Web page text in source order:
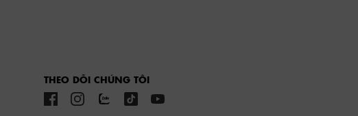
THEO DÕI CHÚNG TÔI